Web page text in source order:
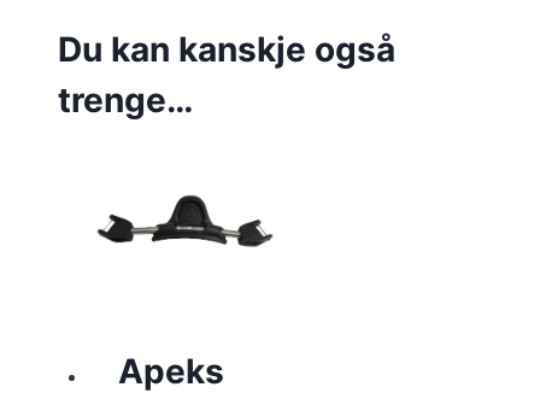
Du kan kanskje også
trenge…
Apeks